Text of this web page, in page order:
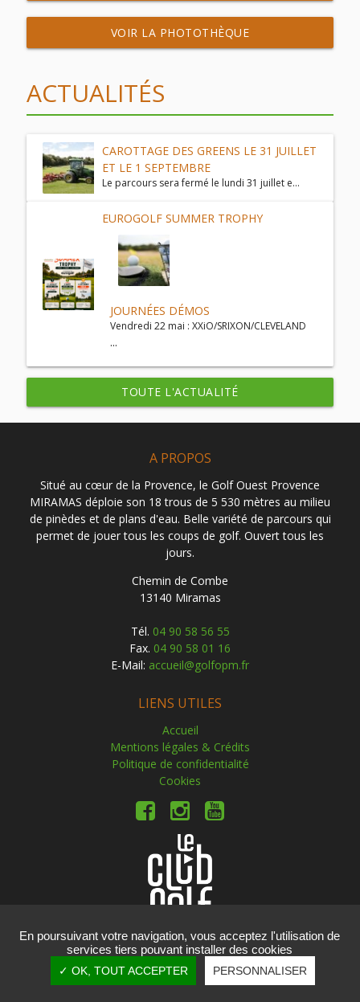
VOIR LA PHOTOTHÈQUE
ACTUALITÉS
CAROTTAGE DES GREENS LE 31 JUILLET
ET LE 1 SEPTEMBRE
Le parcours sera fermé le lundi 31 juillet e...
EUROGOLF SUMMER TROPHY
JOURNÉES DÉMOS
Vendredi 22 mai : XXiO/SRIXON/CLEVELAND
...
TOUTE L'ACTUALITÉ
A PROPOS
Situé au cœur de la Provence, le Golf Ouest Provence
MIRAMAS déploie son 18 trous de 5 530 mètres au milieu
de pinèdes et de plans d'eau. Belle variété de parcours qui
permet de jouer tous les coups de golf. Ouvert tous les
jours.
Chemin de Combe
13140 Miramas
Tél. 04 90 58 56 55
Fax. 04 90 58 01 16
E-Mail: accueil@golfopm.fr
LIENS UTILES
Accueil
Mentions légales & Crédits
Politique de confidentialité
Cookies
Copyright © 2019 Golf Ouest Provence Miramas. Tous
droits réservés.
En poursuivant votre navigation, vous acceptez l'utilisation de
services tiers pouvant installer des cookies
✓ OK, TOUT ACCEPTER PERSONNALISER